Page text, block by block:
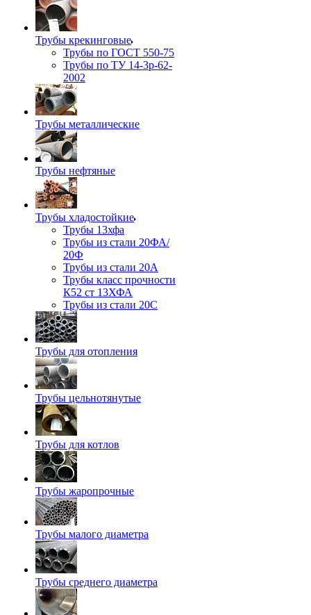
Трубы крекинговые
Трубы по ГОСТ 550-75
Трубы по ТУ 14-3р-62-
2002
Трубы металлические
Трубы нефтяные
Трубы хладостойкие
Трубы 13хфа
Трубы из стали 20ФА/
20Ф
Трубы из стали 20А
Трубы класс прочности
К52 ст 13ХФА
Трубы из стали 20С
Трубы для отопления
Трубы цельнотянутые
Трубы для котлов
Трубы жаропрочные
Трубы малого диаметра
Трубы среднего диаметра